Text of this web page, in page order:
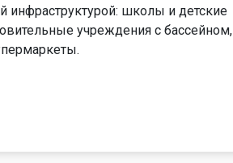
инфраструктурой: школы и детские
учреждения с бассейном,